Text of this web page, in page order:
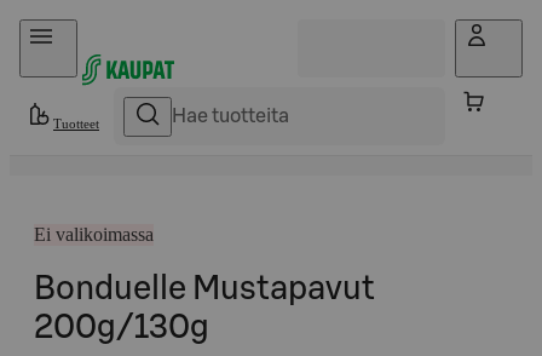
Hyppää sisältöön
Tuotteet
Ei valikoimassa
Bonduelle Mustapavut
200g/130g